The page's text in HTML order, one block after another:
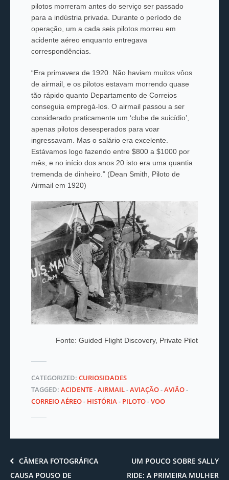
pilotos morreram antes do serviço ser passado
para a indústria privada. Durante o período de
operação, um a cada seis pilotos morreu em
acidente aéreo enquanto entregava
correspondências.
“Era primavera de 1920. Não haviam muitos vôos
de airmail, e os pilotos estavam morrendo quase
tão rápido quanto Departamento de Correios
conseguia empregá-los. O airmail passou a ser
considerado praticamente um ‘clube de suicídio’,
apenas pilotos desesperados para voar
ingressavam. Mas o salário era excelente.
Estávamos logo fazendo entre $800 a $1000 por
mês, e no início dos anos 20 isto era uma quantia
tremenda de dinheiro.” (Dean Smith, Piloto de
Airmail em 1920)
Fonte: Guided Flight Discovery, Private Pilot
CATEGORIZED: CURIOSIDADES
TAGGED: ACIDENTE-AIRMAIL-AVIAÇÃO-AVIÃO-
CORREIO AÉREO- HISTÓRIA- PILOTO-VOO
CÂMERA FOTOGRÁFICA
CAUSA POUSO DE
UM POUCO SOBRE SALLY
RIDE: A PRIMEIRA MULHER